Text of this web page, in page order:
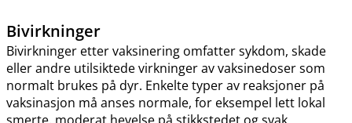
Bivirkninger
Bivirkninger etter vaksinering omfatter sykdom, skade
eller andre utilsiktede virkninger av vaksinedoser som
normalt brukes på dyr. Enkelte typer av reaksjoner på
vaksinasjon må anses normale, for eksempel lett lokal